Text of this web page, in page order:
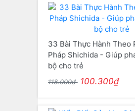
33 Bài Thực Hành Theo
Pháp Shichida - Giúp
bộ cho trẻ
118.000₫ 100.300₫